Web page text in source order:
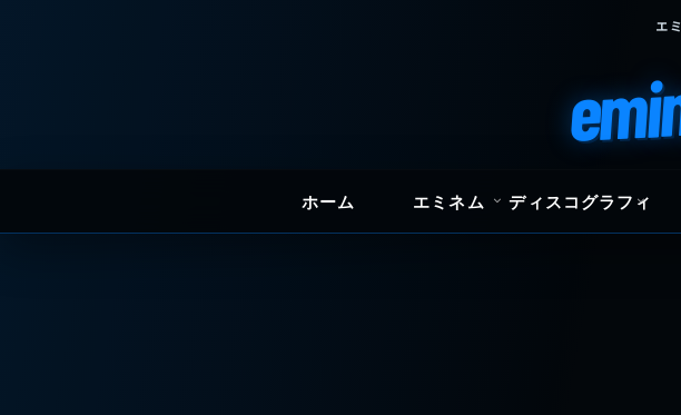
エ
ホーム エミネム ディスコグラフィ